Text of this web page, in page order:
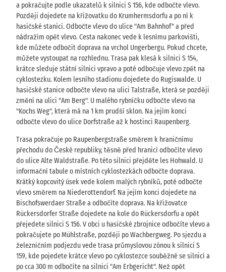
a pokračujte podle ukazatelů k silnici S 156, kde odbočte vlevo.
Později dojedete na křižovatku do Krumhermsdorfu a po ní k
hasičské stanici. Odbočte vlevo do ulice "Am Bahnhof" a před
nádražím opět vlevo. Cesta nakonec vede k lesnímu parkovišti,
kde můžete odbočit doprava na vrchol Ungerbergu. Pokud chcete,
můžete vystoupat na rozhlednu. Trasa pak klesá k silnici S 154,
krátce sleduje státní silnici vpravo a poté odbočuje vlevo zpět na
cyklostezku. Kolem lesního stadionu dojedete do Rugiswalde. U
hasičské stanice odbočte vlevo na ulici Talstraße, která se později
změní na ulici "Am Berg". U malého rybníčku odbočte vlevo na
"Kochs Weg", která má na 1 km prudší sklon. Na jejím konci
odbočte vlevo do ulice Dorfstraße až k hostinci Raupenberg.
Trasa pokračuje po Raupenbergstraße směrem k hraničnímu
přechodu do České republiky, těsně před hranicí odbočíte vlevo
do ulice Alte Waldstraße. Po této silnici přejděte les Hohwald. U
informační tabule o místních cyklostezkách odbočte doprava.
Krátký kopcovitý úsek vede kolem malých rybníků, poté odbočte
vlevo směrem na Niederottendorf. Na jejím konci dojedete na
Bischofswerdaer Straße a odbočíte doprava. Na křižovatce
Rückersdorfer Straße dojedete na kole do Rückersdorfu a opět
přejedete silnici S 156. V obci u hasičské zbrojnice odbočíte vlevo a
pokračujete po Mühlstraße, později po Wachbergweg. Po sjezdu a
železničním podjezdu vede trasa průmyslovou zónou k silnici S
159, kde pojedete krátce vlevo po cyklostezce souběžné se silnicí a
po cca 300 m odbočíte na silnici "Am Erbgericht". Než opět